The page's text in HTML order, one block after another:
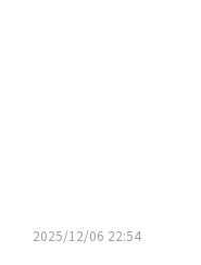
2025/12/06 22:54